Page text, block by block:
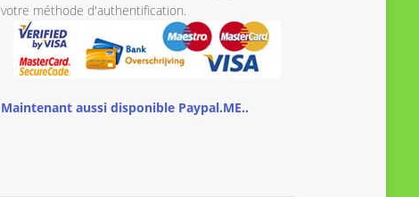
votre méthode d'authentification.
Maintenant aussi disponible Paypal.ME..